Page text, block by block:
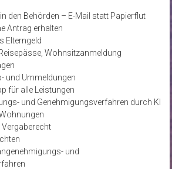
den Behörden – E-Mail statt Papierflut
Antrag erhalten
Elterngeld
Wohnsitzanmeldung
und Ummeldungen
für alle Leistungen
und Genehmigungsverfahren durch KI
und